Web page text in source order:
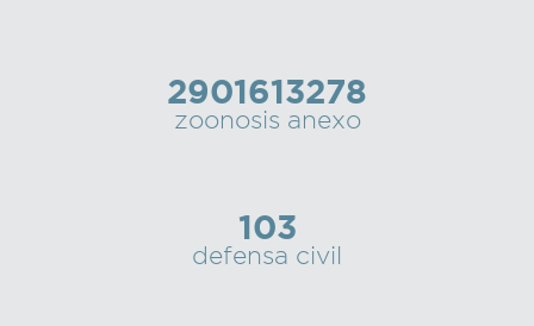
2901613278
zoonosis anexo
103
defensa civil